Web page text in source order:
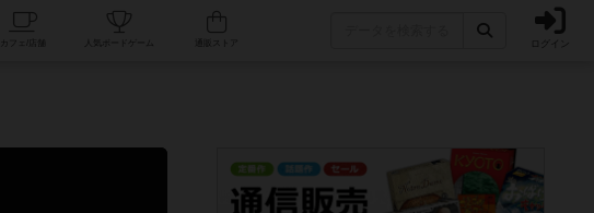
人気ボードゲーム ログイン